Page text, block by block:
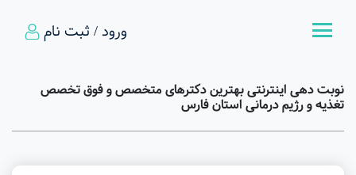
ورود / ثبت نام
نوبت دهی اینترنتی بهترین دکترهای متخصص و فوق تخصص
تغذیه و رژیم درمانی استان فارس